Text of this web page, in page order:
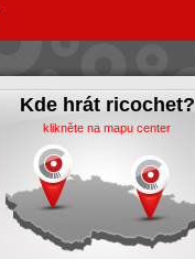
Kde hrát ricochet?
klikněte na mapu center